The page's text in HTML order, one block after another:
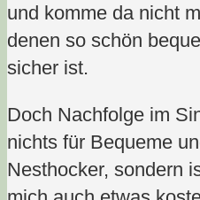
und komme da nicht
denen so schön
sicher ist.
Doch Nachfolge im
nichts für Bequeme
Nesthocker, sondern